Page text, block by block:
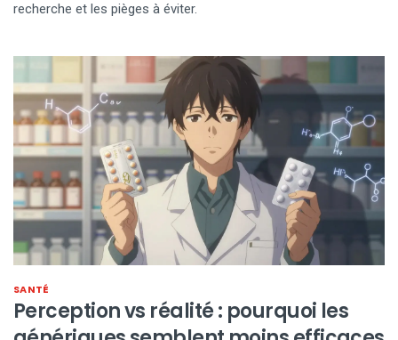
recherche et les pièges à éviter.
SANTÉ
Perception vs réalité : pourquoi les